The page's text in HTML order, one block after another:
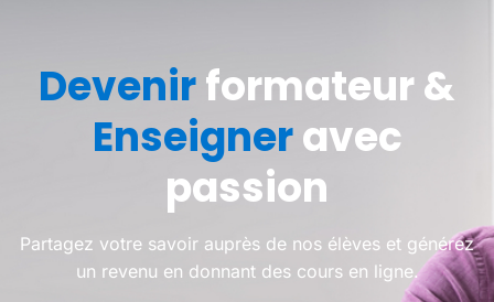
Devenirformateur &
Enseigneravec
passion
Partagez votre savoir auprès de nos élèves et générez
un revenu en donnant des cours en ligne.